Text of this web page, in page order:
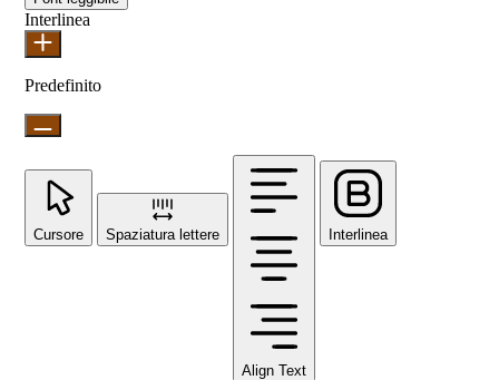
Interlinea
Predefinito
Cursore Spaziatura lettere
Align Text
Interlinea